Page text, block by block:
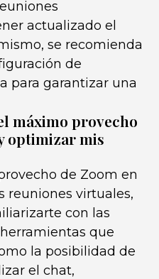
actualizado el
se recomienda
de
para garantizar una
máximo provecho
optimizar mis
de Zoom en
reuniones virtuales,
con las
que
la posibilidad de
el chat,